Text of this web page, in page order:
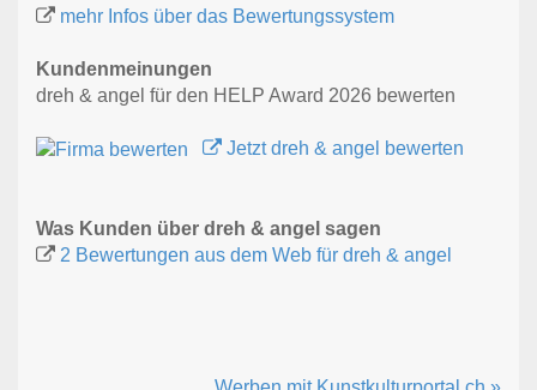
mehr Infos über das Bewertungssystem
Kundenmeinungen
dreh & angel für den HELP Award 2026 bewerten
Jetzt dreh & angel bewerten
Was Kunden über dreh & angel sagen
2 Bewertungen aus dem Web für dreh & angel